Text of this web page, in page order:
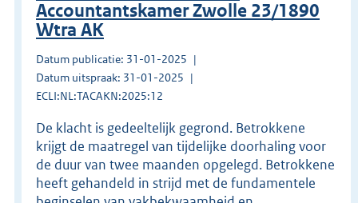
Accountantskamer Zwolle 23/1890
Wtra AK
Datum publicatie: 31-01-2025
Datum uitspraak: 31-01-2025
ECLI:NL:TACAKN:2025:12
De klacht is gedeeltelijk gegrond. Betrokkene
krijgt de maatregel van tijdelijke doorhaling voor
de duur van twee maanden opgelegd. Betrokkene
heeft gehandeld in strijd met de fundamentele